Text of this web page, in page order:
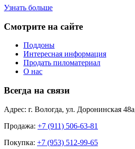
Узнать больше
Смотрите на сайте
Поддоны
Интересная информация
Продать пиломатериал
О нас
Всегда на связи
Адрес: г. Вологда, ул. Доронинская
Продажа: +7 (911) 506-63-81
Покупка: +7 (953) 512-99-65